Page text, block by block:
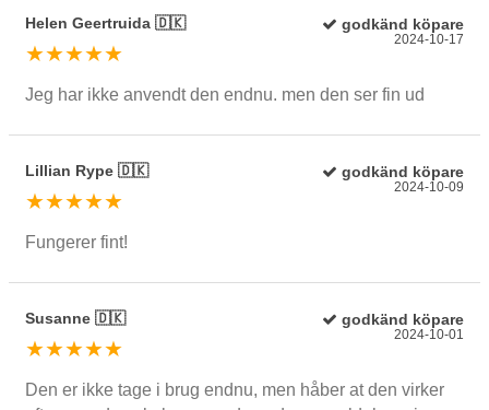
Helen Geertruida 🇩🇰 godkänd köpare
★★★★★
2024-10-17
Jeg har ikke anvendt den endnu. men den ser fin ud
Lillian Rype 🇩🇰 godkänd köpare
★★★★★
2024-10-09
Fungerer fint!
Susanne 🇩🇰 godkänd köpare
★★★★★
2024-10-01
Den er ikke tage i brug endnu, men håber at den virker